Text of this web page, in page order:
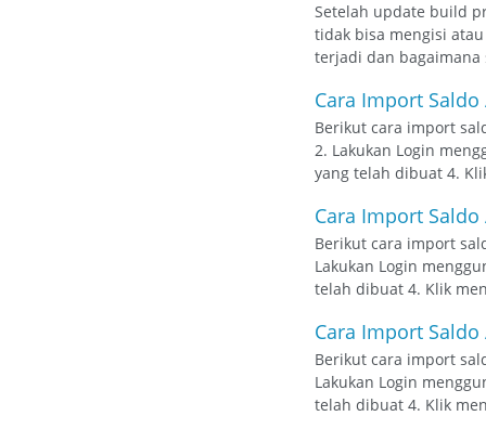
Setelah update build
tidak bisa mengisi
terjadi dan bagaimana
Cara Import
Berikut cara import
2. Lakukan Login
yang telah dibuat 4.
Cara Import
Berikut cara import
Lakukan Login
telah dibuat 4. Klik
Cara Import
Berikut cara import
Lakukan Login
telah dibuat 4. Klik